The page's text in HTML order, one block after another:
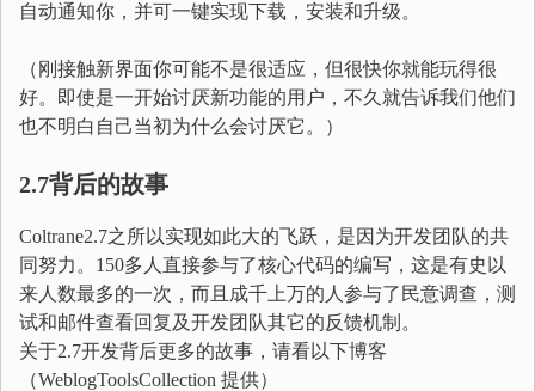
自动通知你，并可一键实现下载，安装和升级。
（刚接触新界面你可能不是很适应，但很快你就能玩得很
好。即使是一开始讨厌新功能的用户，不久就告诉我们他们
也不明白自己当初为什么会讨厌它。）
2.7背后的故事
Coltrane2.7之所以实现如此大的飞跃，是因为开发团队的共
同努力。150多人直接参与了核心代码的编写，这是有史以
来人数最多的一次，而且成千上万的人参与了民意调查，测
试和邮件查看回复及开发团队其它的反馈机制。
关于2.7开发背后更多的故事，请看以下博客
（WeblogToolsCollection 提供）